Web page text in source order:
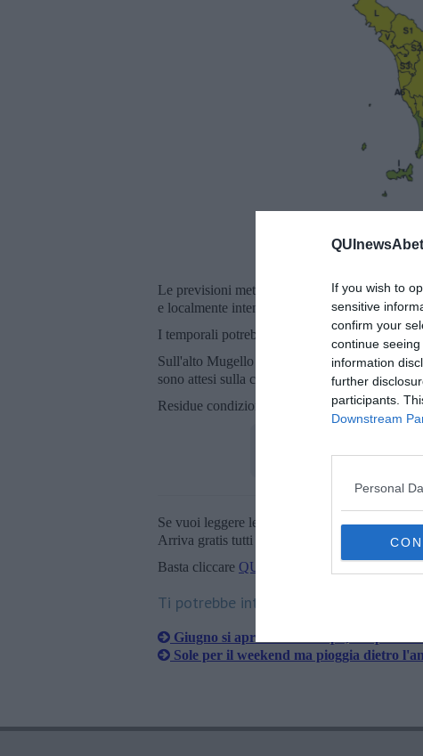
If you wish to
sensitive
confirm your
continue
information
further
participants.
Downstream
Personal
Le previsioni meteorologiche indicano infatti
e localmente intense, con cumulati più elevati
I temporali potrebbero essere accompagnati
Sull'alto Mugello sono previste raffiche da
sono attesi sulla costa settentrionale.
Residue condizioni di instabilità fino al
Se vuoi leggere le notizie principali della
Arriva gratis tutti i giorni alle 20:00
Basta cliccare QUI
Ti potrebbe interessare anche:
Giugno si apre col maltempo, temporali e
Sole per il weekend ma pioggia dietro